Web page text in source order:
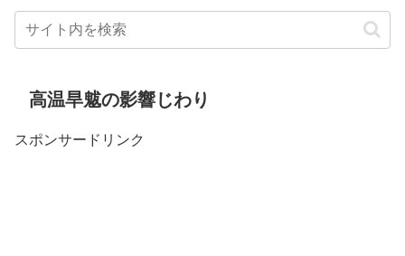
高温旱魃の影響じわり
スポンサードリンク